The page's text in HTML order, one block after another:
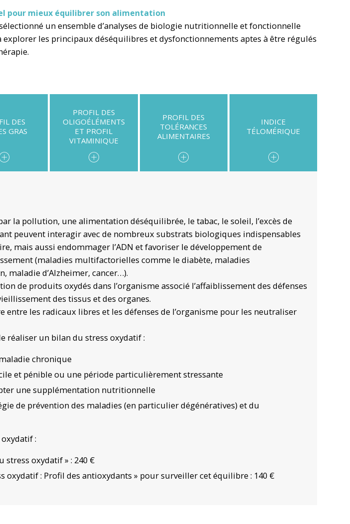
pour mieux équilibrer son alimentation
un ensemble d’analyses de biologie nutritionnelle et fonctionnelle
les principaux déséquilibres et dysfonctionnements aptes à être régulés
DES
GRAS
PROFIL DES
OLIGOÉLÉMENTS
ET PROFIL
VITAMINIQUE
PROFIL DES
TOLÉRANCES
ALIMENTAIRES
INDICE
TÉLOMÉRIQUE
la pollution, une alimentation déséquilibrée, le tabac, le soleil, l’excès de
peuvent interagir avec de nombreux substrats biologiques indispensables
mais aussi endommager l’ADN et favoriser le développement de
(maladies multifactorielles comme le diabète, maladies
maladie d’Alzheimer, cancer…).
de produits oxydés dans l’organisme associé l’affaiblissement des défenses
des tissus et des organes.
entre les radicaux libres et les défenses de l’organisme pour les neutraliser
réaliser un bilan du stress oxydatif :
chronique
et pénible ou une période particulièrement stressante
une supplémentation nutritionnelle
de prévention des maladies (en particulier dégénératives) et du
:
stress oxydatif » : 240 €
oxydatif : Profil des antioxydants » pour surveiller cet équilibre : 140 €